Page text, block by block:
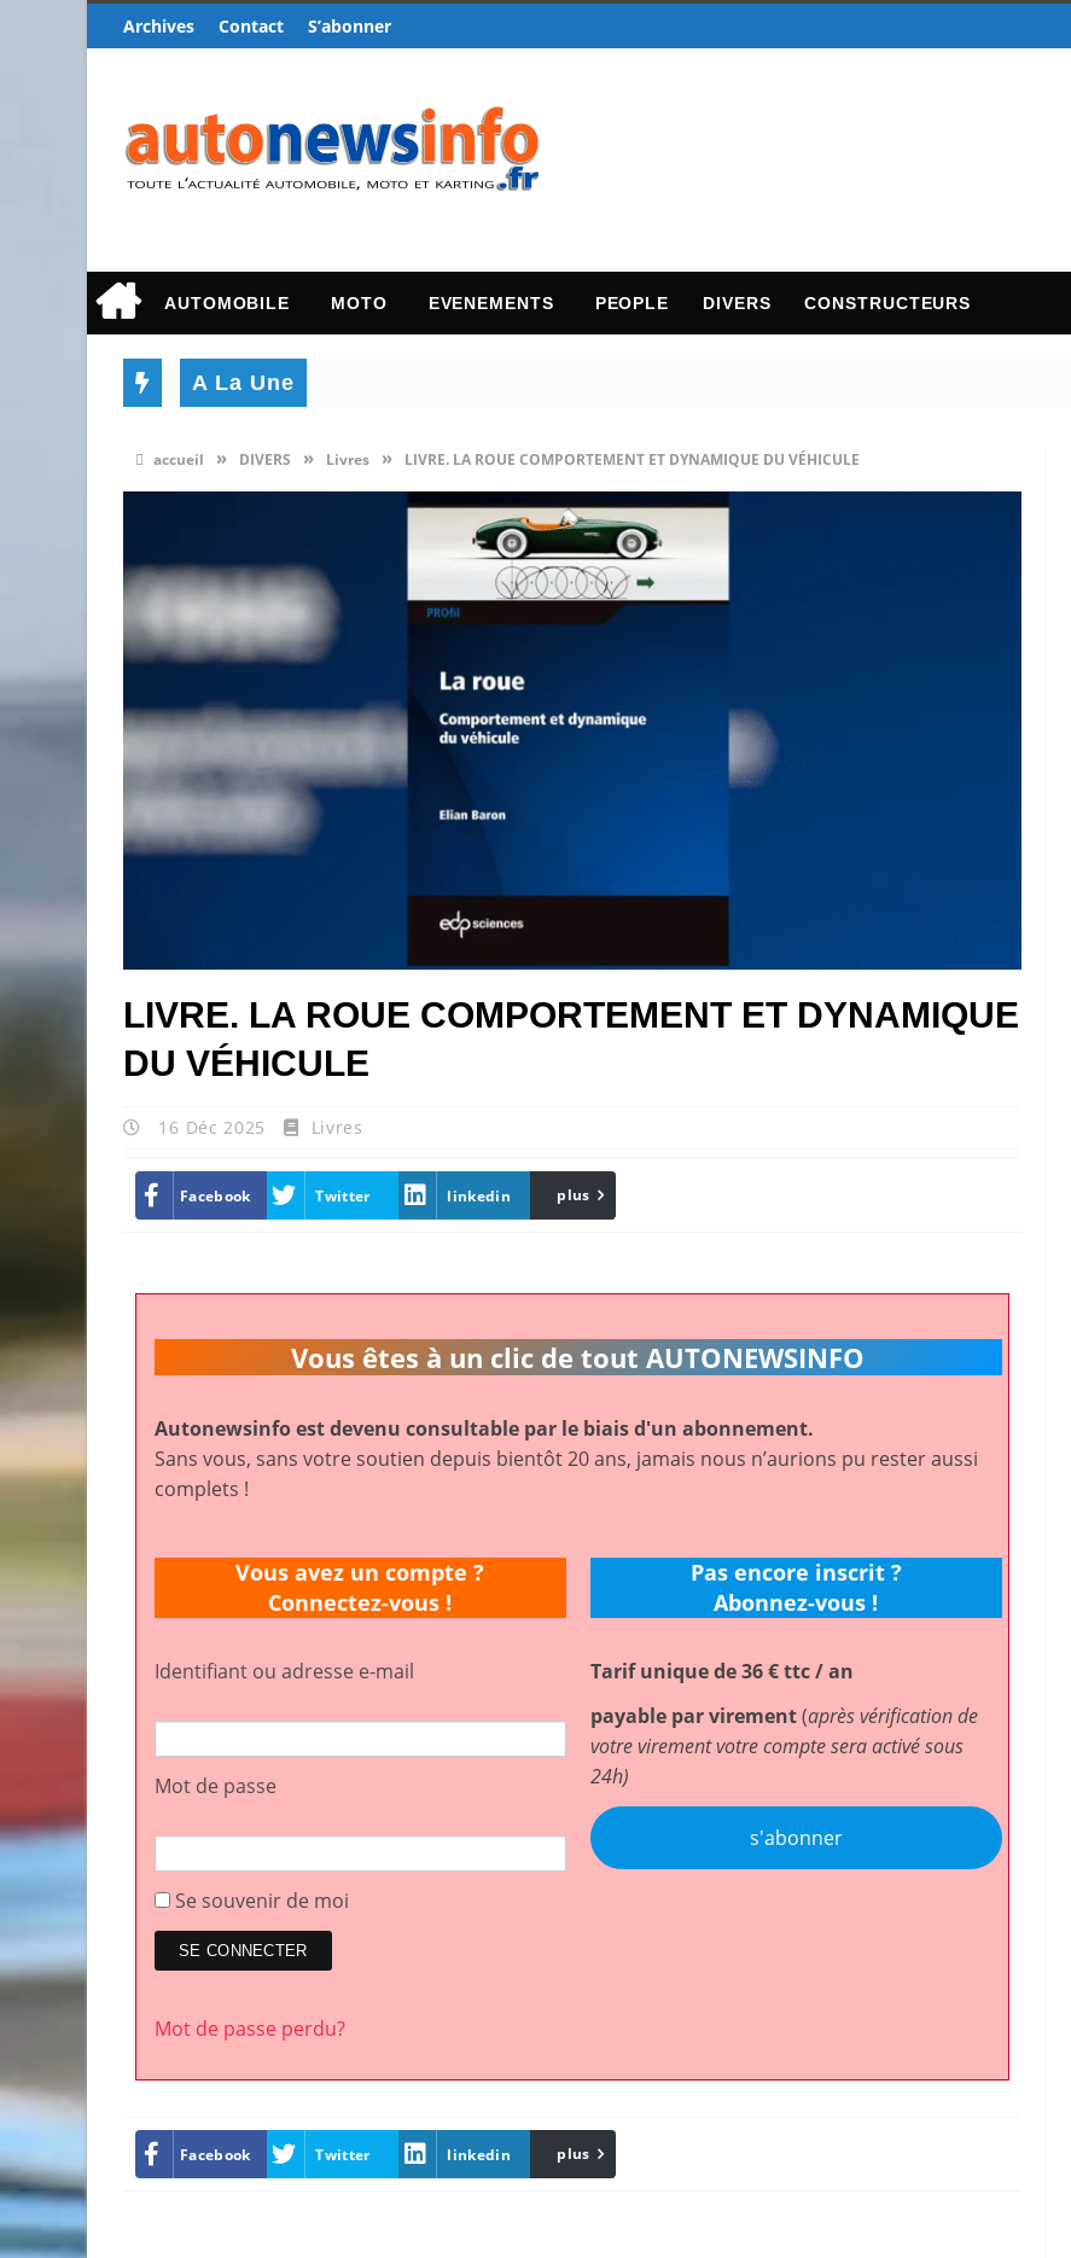
Archives Contact S’abonner
AUTOMOBILE MOTO EVENEMENTS PEOPLE DIVERS CONSTRUCTEURS
A La Une
accueil » DIVERS » Livres » LIVRE. LA ROUE COMPORTEMENT ET DYNAMIQUE DU VÉHICULE
LIVRE. LA ROUE COMPORTEMENT ET DYNAMIQUE
DU VÉHICULE
16 Déc 2025 Livres
Facebook Twitter linkedin Email
plus
Vous êtes à un clic de tout AUTONEWSINFO
Autonewsinfo est devenu consultable par le biais d'un abonnement.
Sans vous, sans votre soutien depuis bientôt 20 ans, jamais nous n’aurions pu rester aussi
complets !
Vous avez un compte ?
Connectez-vous !
Identifiant ou adresse e-mail
Mot de passe
Se souvenir de moi
Mot de passe perdu?
Pas encore inscrit ?
Abonnez-vous !
Tarif unique de 36 € ttc / an
payable par virement(après vérification de
votre virement votre compte sera activé sous
24h)
s'abonner
Facebook Twitter linkedin Email
plus